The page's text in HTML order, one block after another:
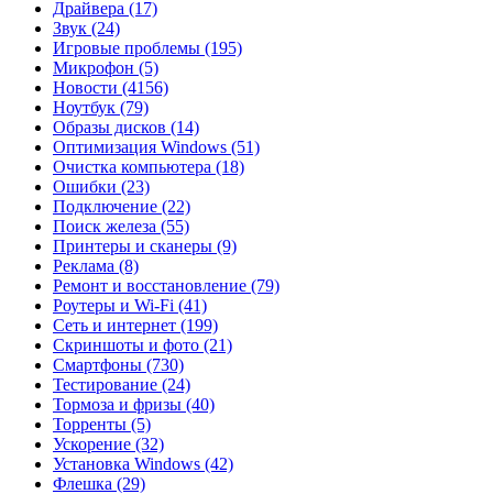
Драйвера (17)
Звук (24)
Игровые проблемы (195)
Микрофон (5)
Новости (4156)
Ноутбук (79)
Образы дисков (14)
Оптимизация Windows (51)
Очистка компьютера (18)
Ошибки (23)
Подключение (22)
Поиск железа (55)
Принтеры и сканеры (9)
Реклама (8)
Ремонт и восстановление (79)
Роутеры и Wi-Fi (41)
Сеть и интернет (199)
Скриншоты и фото (21)
Смартфоны (730)
Тестирование (24)
Тормоза и фризы (40)
Торренты (5)
Ускорение (32)
Установка Windows (42)
Флешка (29)